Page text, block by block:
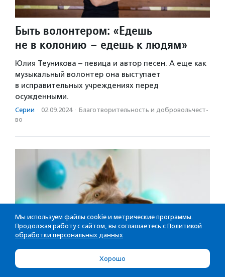
Быть волонтером: «Едешь
не в колонию – едешь к людям»
Юлия Теуникова – певица и автор песен. А еще как
музыкальный волонтер она выступает
в исправительных учреждениях перед
осужденными.
Серии · 02.09.2024 · Благотвори­тель­ность и доброволь­чест­
во
Мы используем файлы cookie и метрические программы.
Продолжая работу с сайтом, вы соглашаетесь с Политикой
обработки персональных данных
Хорошо